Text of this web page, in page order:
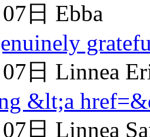
日 Ebba
日 Linnea
&lt;a
日 Linnea